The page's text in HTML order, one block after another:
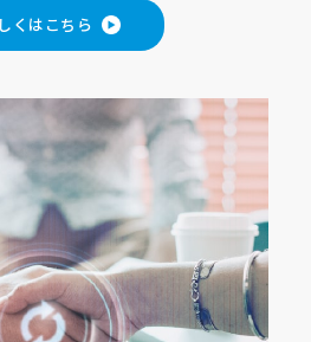
くはこちら